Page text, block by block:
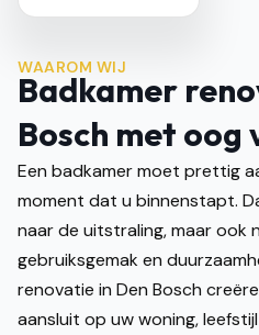
WAAROM WIJ
Badkamer
Bosch met
Een badkamer moet prettig
moment dat u binnenstapt.
naar de uitstraling, maar ook
gebruiksgemak en
renovatie in Den Bosch
aansluit op uw woning,